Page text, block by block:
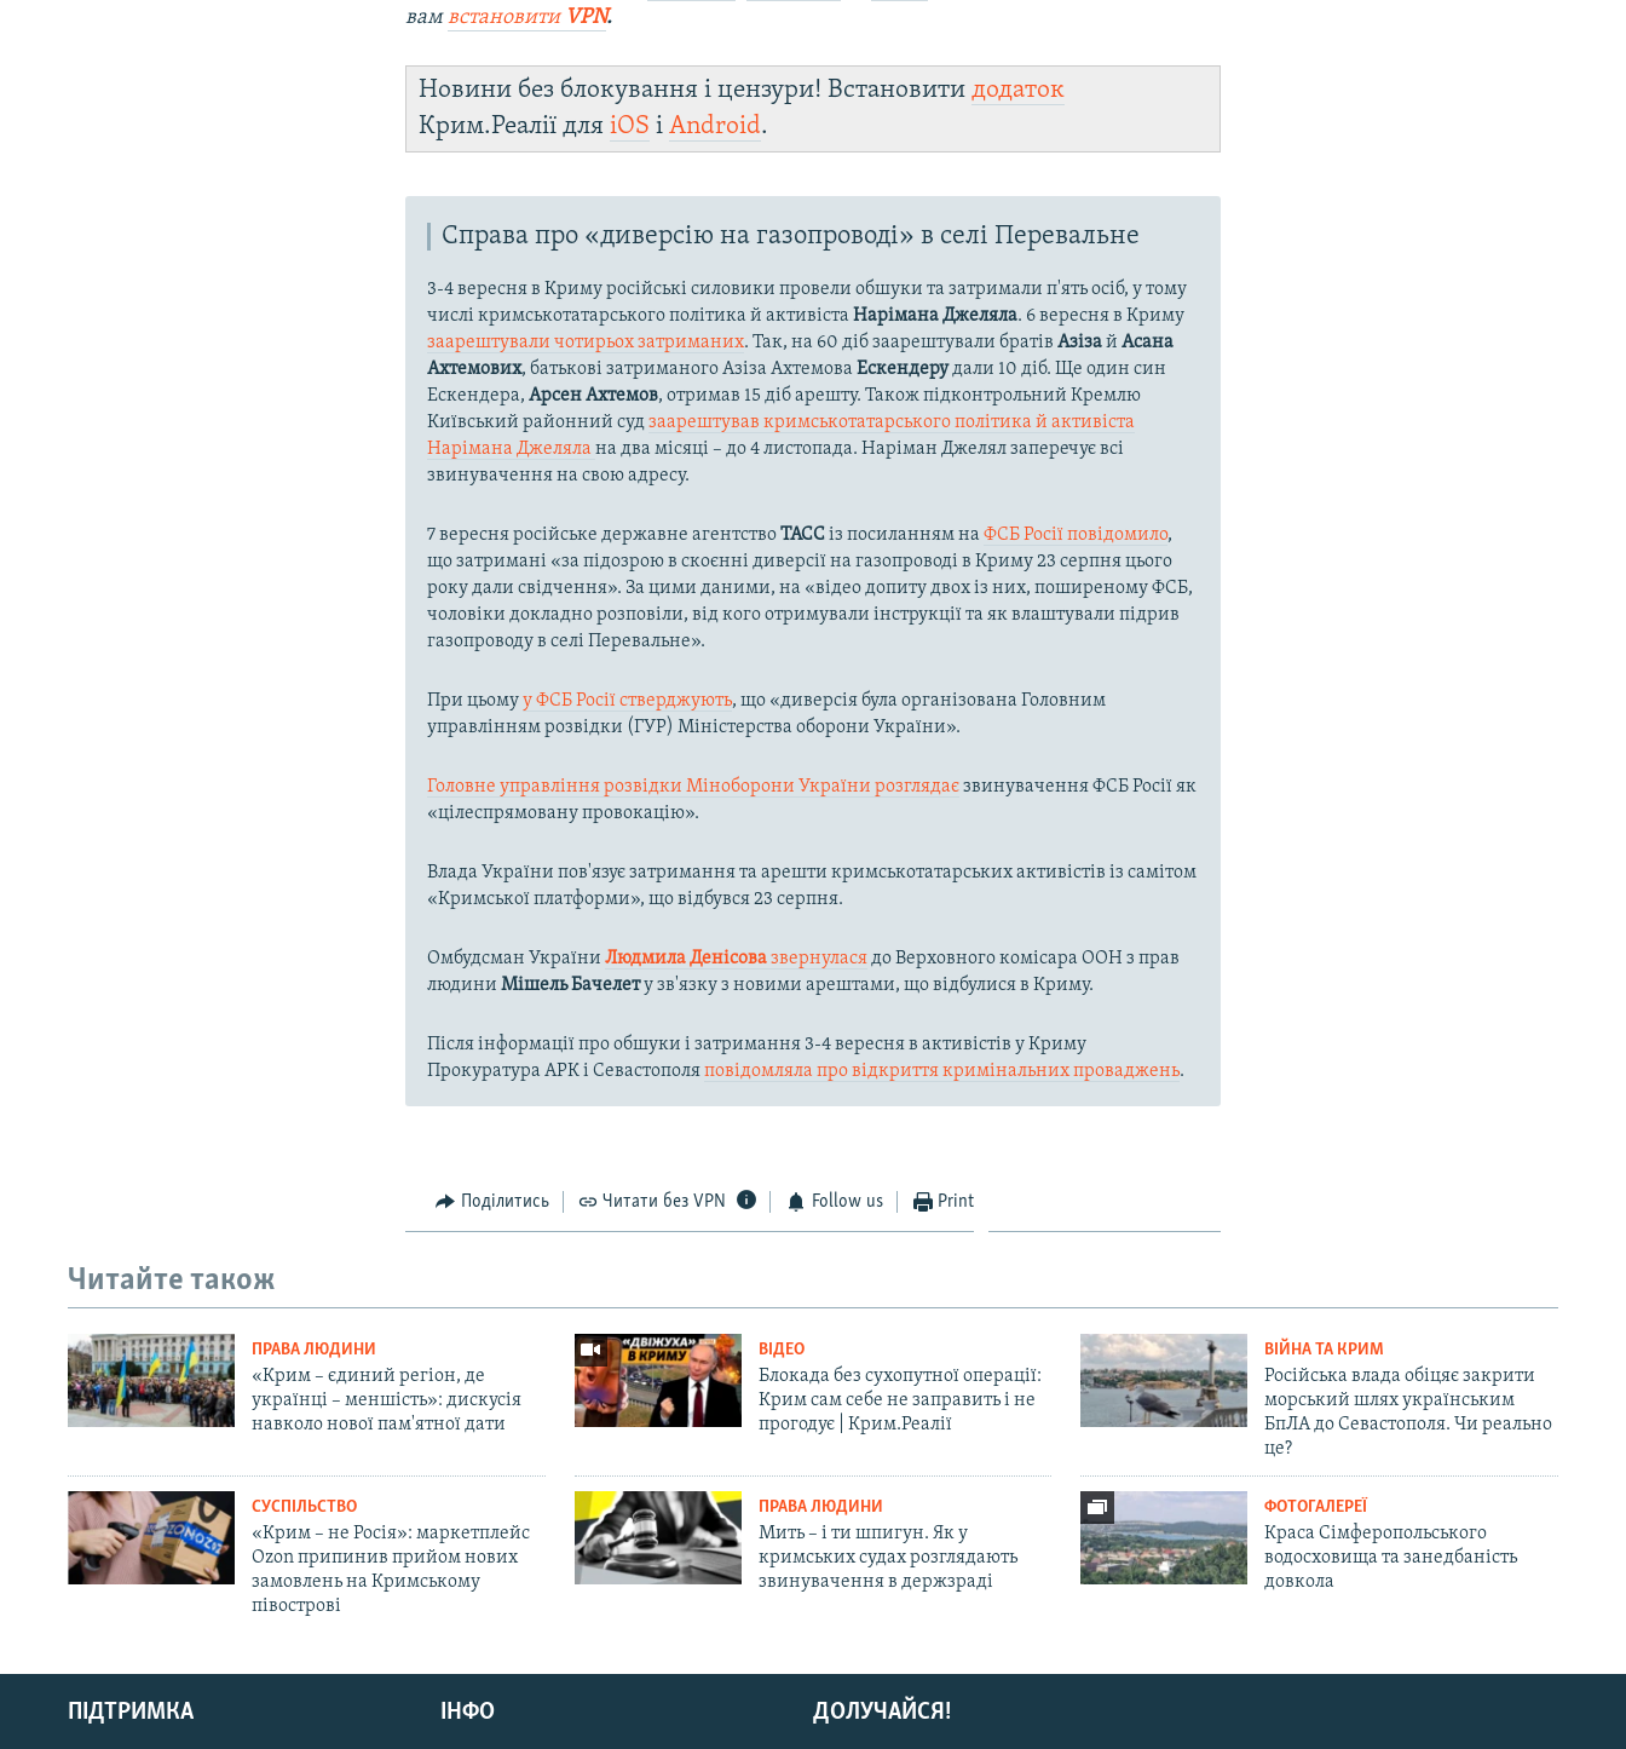
Русский
Qırımtatar
вамвстановити VPN.
Новини без блокування і цензури! Встановитидодаток
Крим.Реалії дляiOS іAndroid.
Справа про «диверсію на газопроводі» в селі Перевальне
3-4 вересня в Криму російські силовики провели обшуки та затримали п'ять осіб, у тому
числі кримськотатарського політика й активістаНарімана Джеляла. 6 вересня в Криму
заарештували чотирьох затриманих. Так, на 60 діб заарештували братів Азізай Асана
Ахтемових, батькові затриманого Азіза АхтемоваЕскендерудали 10 діб. Ще один син
Ескендера,Арсен Ахтемов, отримав 15 діб арешту. Також підконтрольний Кремлю
Київський районний судзаарештував кримськотатарського політика й активіста
Нарімана Джелялана два місяці – до 4 листопада. Наріман Джелял заперечує всі
звинувачення на свою адресу.
7 вересня російське державне агентствоТАССіз посиланням наФСБ Росії повідомило,
що затримані «за підозрою в скоєнні диверсії на газопроводі в Криму 23 серпня цього
року дали свідчення». За цими даними, на «відео допиту двох із них, поширеному ФСБ,
чоловіки докладно розповіли, від кого отримували інструкції та як влаштували підрив
газопроводу в селі Перевальне».
При цьомуу ФСБ Росії стверджують, що «диверсія була організована Головним
управлінням розвідки (ГУР) Міністерства оборони України».
Головне управління розвідки Міноборони України розглядаєзвинувачення ФСБ Росії як
«цілеспрямовану провокацію».
Влада України пов'язує затримання та арешти кримськотатарських активістів із самітом
«Кримської платформи», що відбувся 23 серпня.
Омбудсман УкраїниЛюдмила Денісовазвернуласядо Верховного комісара ООН з прав
людиниМішель Бачелету зв'язку з новими арештами, що відбулися в Криму.
Після інформації про обшуки і затримання 3-4 вересня в активістів у Криму
Прокуратура АРК і Севастополяповідомляла про відкриття кримінальних проваджень.
Поділитись Читати без VPN Follow us Print
Читайте також
ПРАВА ЛЮДИНИ
«Крим – єдиний регіон, де
українці – меншість»: дискусія
навколо нової пам'ятної дати
ВІДЕО
Блокада без сухопутної операції:
Крим сам себе не заправить і не
прогодує | Крим.Реалії
ВІЙНА ТА КРИМ
Російська влада обіцяє закрити
морський шлях українським
БпЛА до Севастополя. Чи реально
це?
СУСПІЛЬСТВО
«Крим – не Росія»: маркетплейс
Ozon припинив прийом нових
замовлень на Кримському
півострові
ПРАВА ЛЮДИНИ
Мить – і ти шпигун. Як у
кримських судах розглядають
звинувачення в держзраді
ФОТОГАЛЕРЕЇ
Краса Сімферопольського
водосховища та занедбаність
довкола
ДОЛУЧАЙСЯ!
ПІДТРИМКА ІНФО